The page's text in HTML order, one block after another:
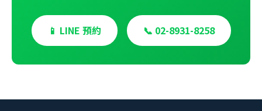
📱 LINE 預約 📞 02-8931-8258